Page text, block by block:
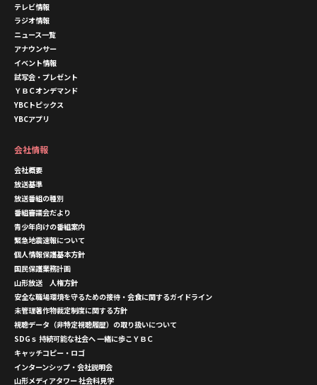
テレビ情報
ラジオ情報
ニュース一覧
アナウンサー
イベント情報
試写会・プレゼント
ＹＢＣオンデマンド
YBCトピックス
YBCアプリ
会社情報
会社概要
放送基準
放送番組の種別
番組審議会だより
青少年向けの番組案内
緊急地震速報について
個人情報保護基本方針
国民保護業務計画
山形放送 人権方針
安全な職場環境を守るための接待・会食に関するガイドライン
未管理著作物裁定制度に関する方針
視聴データ（非特定視聴履歴）の取り扱いについて
SDGｓ 持続可能な社会へ 一緒に歩こＹＢＣ
キャッチコピー・ロゴ
インターンシップ・会社説明会
山形メディアタワー 社会科見学